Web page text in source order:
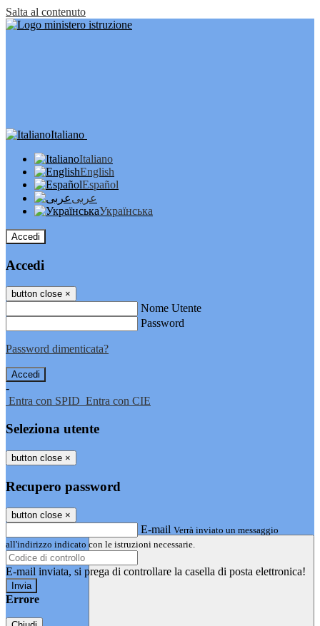
Salta al contenuto
Italiano
Italiano
English
Español
عربى
Українська
Accedi
Accedi
button close ×
Nome Utente
Password
Password dimenticata?
-
Entra con SPID Entra con CIE
Seleziona utente
button close ×
Recupero password
button close ×
E-mail Verrà inviato un messaggio
all'indirizzo indicato con le istruzioni necessarie.
E-mail inviata, si prega di controllare la casella di posta elettronica!
Errore